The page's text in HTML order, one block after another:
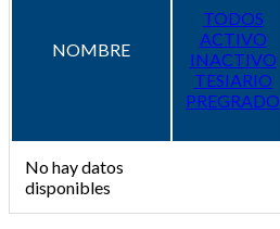
NOMBRE
TODOS
ACTIVO
INACTIVO
TESIARIO
PREGRADO
No hay datos
disponibles